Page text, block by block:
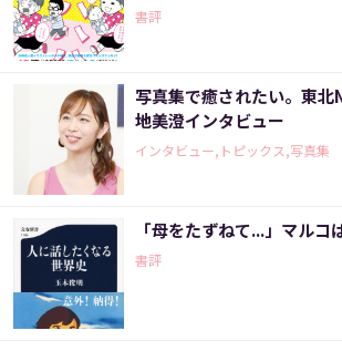
書評
写真集で癒されたい。東
地美澄インタビュー
インタビュー,トピックス,写真集
「母をたずねて...」マルコ
書評